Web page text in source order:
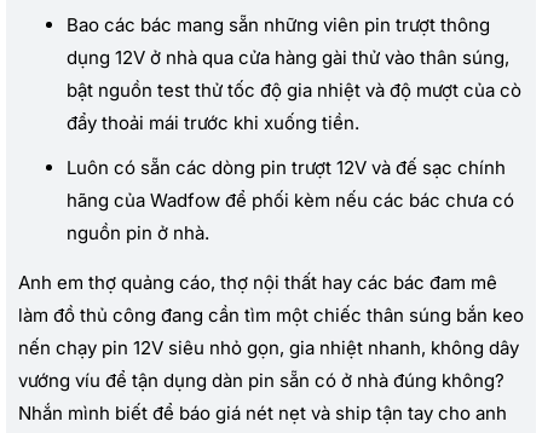
Bao các bác mang sẵn những viên pin trượt thông
dụng 12V ở nhà qua cửa hàng gài thử vào thân súng,
bật nguồn test thử tốc độ gia nhiệt và độ mượt của cò
đẩy thoải mái trước khi xuống tiền.
Luôn có sẵn các dòng pin trượt 12V và đế sạc chính
hãng của Wadfow để phối kèm nếu các bác chưa có
nguồn pin ở nhà.
Anh em thợ quảng cáo, thợ nội thất hay các bác đam mê
làm đồ thủ công đang cần tìm một chiếc thân súng bắn keo
nến chạy pin 12V siêu nhỏ gọn, gia nhiệt nhanh, không dây
vướng víu để tận dụng dàn pin sẵn có ở nhà đúng không?
Nhắn mình biết để báo giá nét nẹt và ship tận tay cho anh